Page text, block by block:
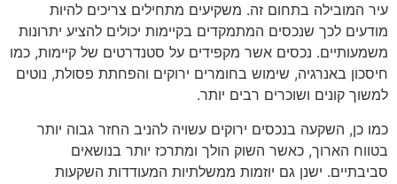
עיר המובילה בתחום זה. משקיעים מתחילים צריכים להיות
מודעים לכך שנכסים המתמקדים בקיימות יכולים להציע יתרונות
משמעותיים. נכסים אשר מקפידים על סטנדרטים של קיימות, כמו
חיסכון באנרגיה, שימוש בחומרים ירוקים והפחתת פסולת, נוטים
למשוך קונים ושוכרים רבים יותר.
כמו כן, השקעה בנכסים ירוקים עשויה להניב החזר גבוה יותר
בטווח הארוך, כאשר השוק הולך ומתרכז יותר בנושאים
סביבתיים. ישנן גם יוזמות ממשלתיות המעודדות השקעות